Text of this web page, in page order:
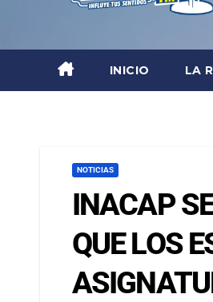
INICIO LA
NOTICIAS
INACAP
QUE LOS